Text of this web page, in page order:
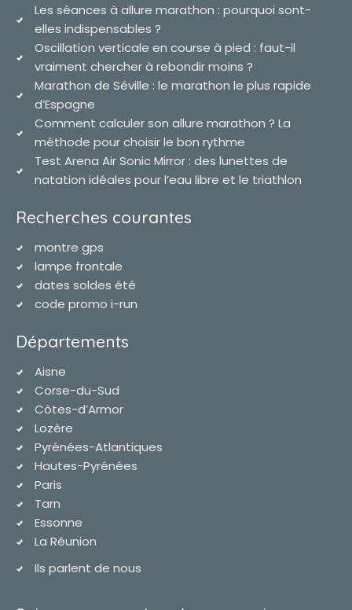
Les séances à allure marathon : pourquoi sont-
elles indispensables ?
Oscillation verticale en course à pied : faut-il
vraiment chercher à rebondir moins ?
Marathon de Séville : le marathon le plus rapide
d’Espagne
Comment calculer son allure marathon ? La
méthode pour choisir le bon rythme
Test Arena Air Sonic Mirror : des lunettes de
natation idéales pour l’eau libre et le triathlon
Recherches courantes
montre gps
lampe frontale
dates soldes été
code promo i-run
Départements
Aisne
Corse-du-Sud
Côtes-d’Armor
Lozère
Pyrénées-Atlantiques
Hautes-Pyrénées
Paris
Tarn
Essonne
La Réunion
Ils parlent de nous